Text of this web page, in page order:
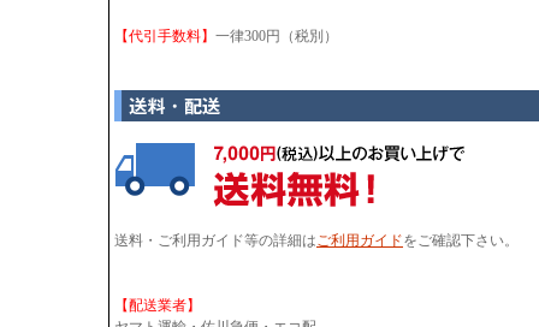
【代引手数料】 一律300円（税別）
送料・ご利用ガイド等の詳細はご利用ガイドをご確認下さい。
【配送業者】